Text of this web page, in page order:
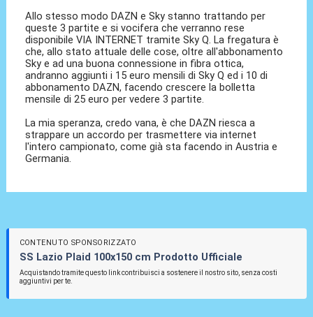
Allo stesso modo DAZN e Sky stanno trattando per
queste 3 partite e si vocifera che verranno rese
disponibile VIA INTERNET tramite Sky Q. La fregatura è
che, allo stato attuale delle cose, oltre all'abbonamento
Sky e ad una buona connessione in fibra ottica,
andranno aggiunti i 15 euro mensili di Sky Q ed i 10 di
abbonamento DAZN, facendo crescere la bolletta
mensile di 25 euro per vedere 3 partite.
La mia speranza, credo vana, è che DAZN riesca a
strappare un accordo per trasmettere via internet
l'intero campionato, come già sta facendo in Austria e
Germania.
CONTENUTO SPONSORIZZATO
SS Lazio Plaid 100x150 cm Prodotto Ufficiale
Acquistando tramite questo link contribuisci a sostenere il nostro sito, senza costi
aggiuntivi per te.